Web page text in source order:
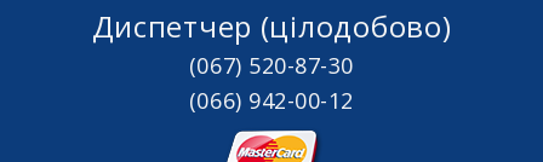
Диспетчер (цілодобово)
(067) 520-87-30
(066) 942-00-12